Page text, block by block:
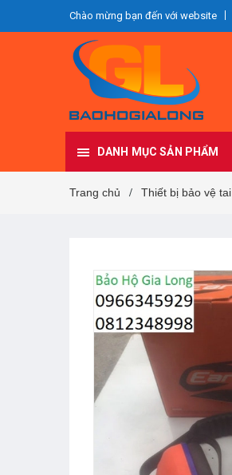
Chào mừng bạn đến với website
DANH MỤC SẢN PHẨM
Trang chủ / Thiết bị bảo vệ tai